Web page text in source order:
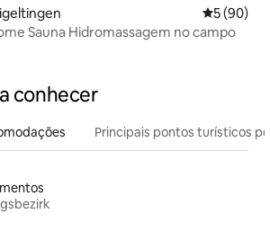
5 de uma
5 (90)
Sauna Hidromassagem no campo
conhecer
Principais pontos turísticos